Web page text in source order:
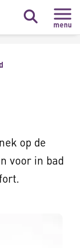
menu
op de
voor in bad